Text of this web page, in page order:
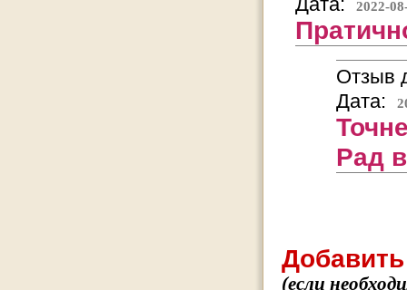
2022-
Отзыв
Дата:
Рад
(если